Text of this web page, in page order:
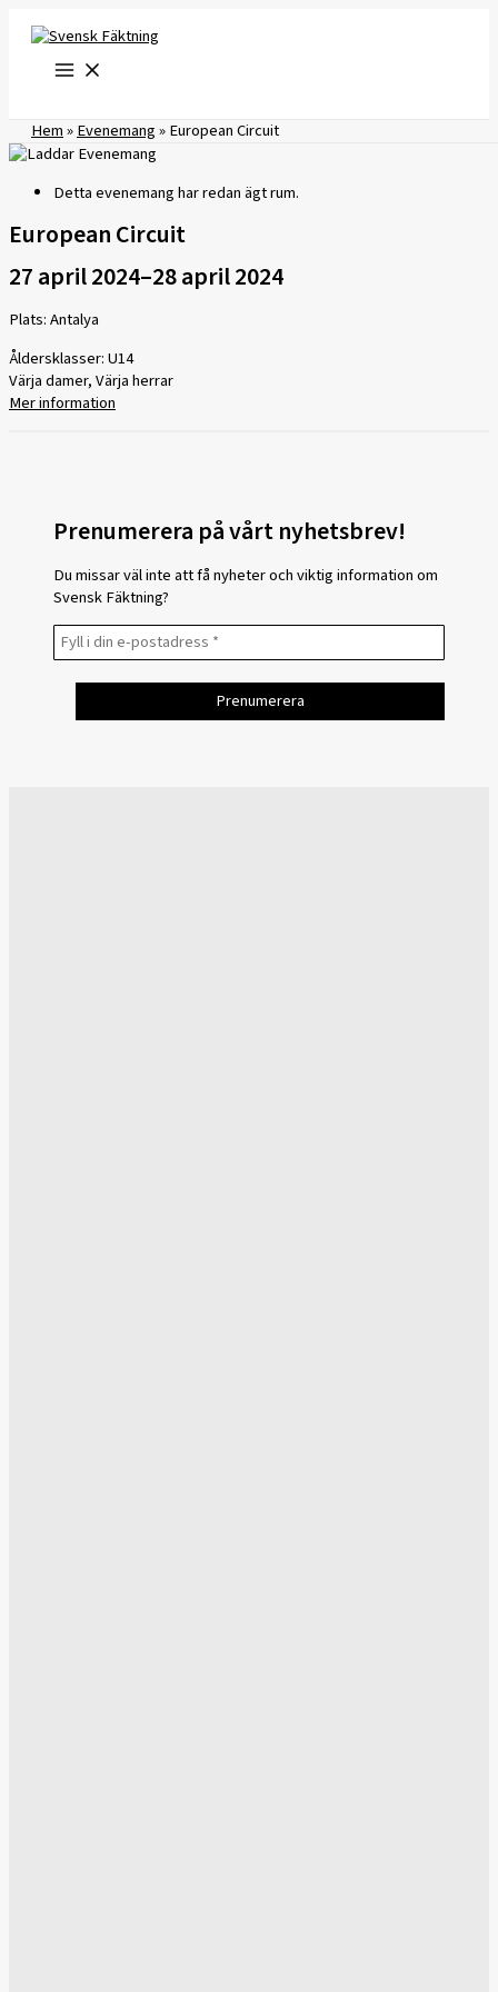
innehåll
Hem»Evenemang»European Circuit
Detta evenemang har redan ägt rum.
European Circuit
27 april 2024–28 april 2024
Plats: Antalya
Åldersklasser: U14
Värja damer, Värja herrar
Mer information
Prenumerera på vårt nyhetsbrev!
Du missar väl inte att få nyheter och viktig information om
Svensk Fäktning?